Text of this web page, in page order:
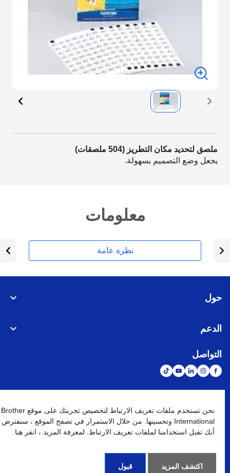
ملصق لتحديد مكان التطريز (504 ملصقات)
يجعل وضع التصميم بسهولة.
معلومات
نظرة عامة
حول
الدعم
التواصل
الشبكة العالمية
نهج الخصوصية شروط الإستخدام خريطة الموقع الإنتقال إلى الموقع العالمي
كافة الحقوق محفوظة. BROTHER INTERNATIONAL (GULF) FZE
2026
نحن نستخدم ملفات تعريف الارتباط لتخصيص تجربتك على موقع Brother
International وتحسينها. من خلال الاستمرار في تصفح الموقع ، سنفترض
أنك تقبل استخدامنا لملفات تعريف الارتباط. لمعرفة المزيد ، انقر هنا.
اكتشف المزيد قبول